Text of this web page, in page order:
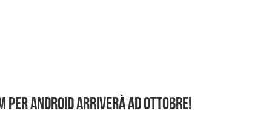
per android arriverà ad ottobre!